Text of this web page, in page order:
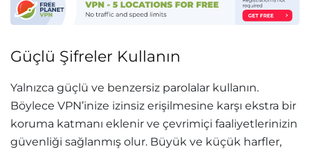
Güçlü Şifreler Kullanın
Yalnızca güçlü ve benzersiz parolalar kullanın.
Böylece VPN’inize izinsiz erişilmesine karşı ekstra bir
koruma katmanı eklenir ve çevrimiçi faaliyetlerinizin
güvenliği sağlanmış olur. Büyük ve küçük harfler,